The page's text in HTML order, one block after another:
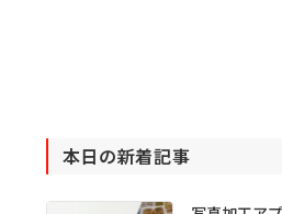
本日の新着記事